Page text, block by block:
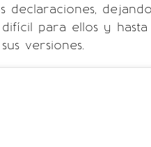
declaraciones,
para ellos y hasta
versiones.